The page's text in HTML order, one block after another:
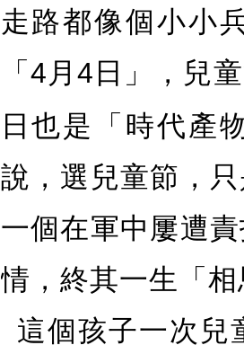
走路都像個小小
「4月 4日」，兒
日也是「時代產
說，選兒童節，
一個在軍中屢遭
情，終其一生「
這個孩子一次兒